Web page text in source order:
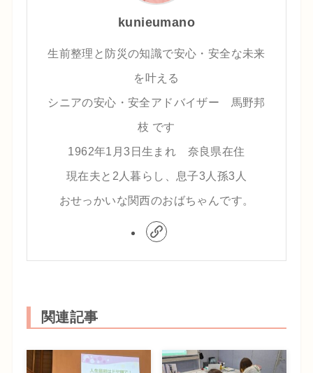
kunieumano
生前整理と防災の知識で安心・安全な未来
を叶える
シニアの安心・安全アドバイザー 馬野邦
枝 です
1962年1月3日生まれ 奈良県在住
現在夫と2人暮らし、息子3人孫3人
おせっかいな関西のおばちゃんです。
関連記事